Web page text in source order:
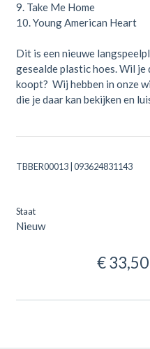
9. Take Me Home
10. Young American Heart
Dit is een nieuwe
gesealde plastic hoes. Wil
koopt? Wij hebben in onze
die je daar kan bekijken en
TBBER00013 | 093624831143
Staat
Nieuw
€ 33,50